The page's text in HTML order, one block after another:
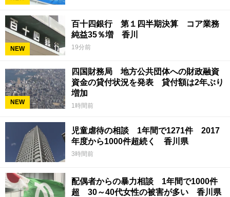
NEW
百十四銀行 第１四半期決算 コア業務
純益35％増 香川
19分前
NEW
四国財務局 地方公共団体への財政融資
資金の貸付状況を発表 貸付額は2年ぶり
増加
1時間前
児童虐待の相談 1年間で1271件 2017
年度から1000件超続く 香川県
3時間前
配偶者からの暴力相談 1年間で1000件
超 30～40代女性の被害が多い 香川県